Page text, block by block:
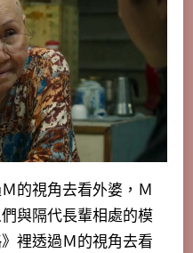
的視角去看外婆，Ｍ
與隔代長輩相處的模
裡透過Ｍ的視角去看